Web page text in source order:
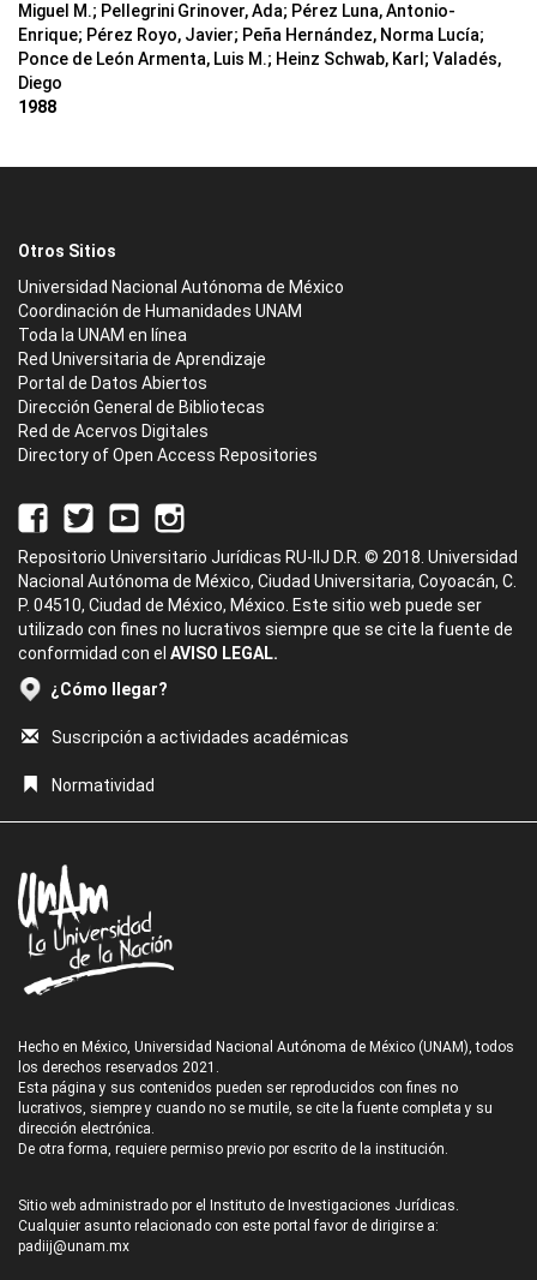
Miguel M.; Pellegrini Grinover, Ada; Pérez Luna, Antonio-
Enrique; Pérez Royo, Javier; Peña Hernández, Norma Lucía;
Ponce de León Armenta, Luis M.; Heinz Schwab, Karl; Valadés,
Diego
1988
Otros Sitios
Universidad Nacional Autónoma de México
Coordinación de Humanidades UNAM
Toda la UNAM en línea
Red Universitaria de Aprendizaje
Portal de Datos Abiertos
Dirección General de Bibliotecas
Red de Acervos Digitales
Directory of Open Access Repositories
Repositorio Universitario Jurídicas RU-IIJ D.R. © 2018. Universidad
Nacional Autónoma de México, Ciudad Universitaria, Coyoacán, C.
P. 04510, Ciudad de México, México. Este sitio web puede ser
utilizado con fines no lucrativos siempre que se cite la fuente de
conformidad con el AVISO LEGAL.
¿Cómo llegar?
Suscripción a actividades académicas
Normatividad
Hecho en México, Universidad Nacional Autónoma de México (UNAM), todos
los derechos reservados 2021.
Esta página y sus contenidos pueden ser reproducidos con fines no
lucrativos, siempre y cuando no se mutile, se cite la fuente completa y su
dirección electrónica.
De otra forma, requiere permiso previo por escrito de la institución.
Sitio web administrado por el Instituto de Investigaciones Jurídicas.
Cualquier asunto relacionado con este portal favor de dirigirse a:
padiij@unam.mx